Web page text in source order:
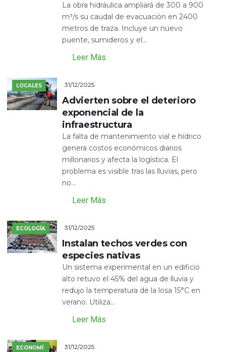
La obra hidráulica ampliará de 300 a 900
m³/s su caudal de evacuación en 2400
metros de traza. Incluye un nuevo
puente, sumideros y el...
Leer Más
LOCALES 31/12/2025
Advierten sobre el deterioro
exponencial de la
infraestructura
La falta de mantenimiento vial e hídrico
genera costos económicos diarios
millonarios y afecta la logística. El
problema es visible tras las lluvias, pero
no...
Leer Más
ECOLOGÍA 31/12/2025
Instalan techos verdes con
especies nativas
Un sistema experimental en un edificio
alto retuvo el 45% del agua de lluvia y
redujo la temperatura de la losa 15°C en
verano. Utiliza...
Leer Más
ECONOMÍ
31/12/2025